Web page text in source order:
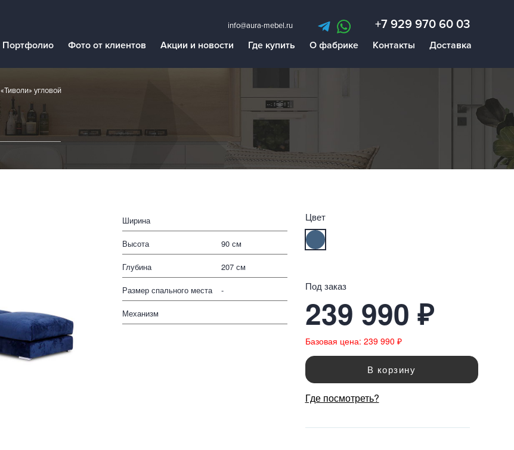
info@aura-mebel.ru +7 929 970 60 03
Портфолио Фото от клиентов Акции и новости Где купить О фабрике Контакты Доставка
«Тиволи» угловой
Ширина
Высота 90 см
Глубина 207 см
Размер спального места -
Механизм
Цвет
Под заказ
239 990 ₽
Базовая цена: 239 990 ₽
В корзину
Где посмотреть?